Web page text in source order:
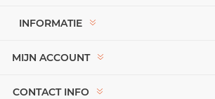
INFORMATIE
MIJN ACCOUNT
CONTACT INFO